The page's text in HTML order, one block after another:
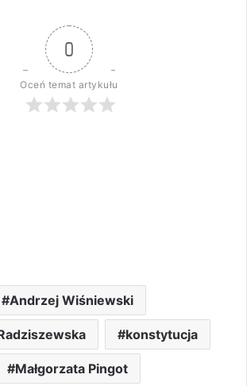
0
Oceń temat artykułu
Andrzej Wiśniewski
konstytucja
Małgorzata Pingot